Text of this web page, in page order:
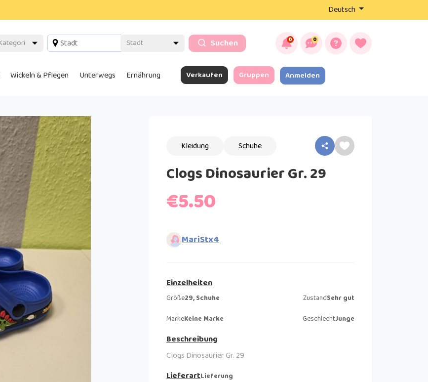
Deutsch
Suchen 0 0
Wickeln & Pflegen Unterwegs Ernährung Verkaufen Gruppen Anmelden
Kleidung Schuhe
Clogs Dinosaurier Gr. 29
€5.50
MariStx4
Einzelheiten
Größe29, Schuhe ZustandSehr gut
MarkeKeine Marke GeschlechtJunge
Beschreibung
Clogs Dinosaurier Gr. 29
LieferartLieferung